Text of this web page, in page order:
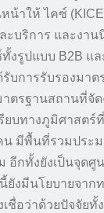
าให้ ไคซ์
บริการ และงา
รูปแบบ B2B แ
รับการรับรองม
ตรฐานสถานที่
ยบทางภูมิศาสต
มีพื้นที่รวมประ
กทั้งยังเป็นจุดศู
นี้ยังมีนโยบายจ
อว่าด้วยปัจจัย